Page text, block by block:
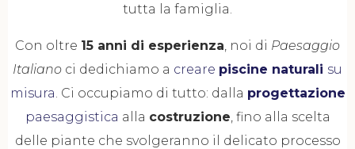
tutta la famiglia.
Con oltre 15 anni di esperienza , noi di Paesaggio
Italiano ci dedichiamo a creare piscine naturali su
misura . Ci occupiamo di tutto: dalla progettazione
paesaggistica alla costruzione , fino alla scelta
delle piante che svolgeranno il delicato processo